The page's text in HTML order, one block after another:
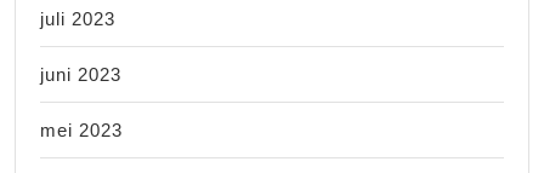
juli 2023
juni 2023
mei 2023